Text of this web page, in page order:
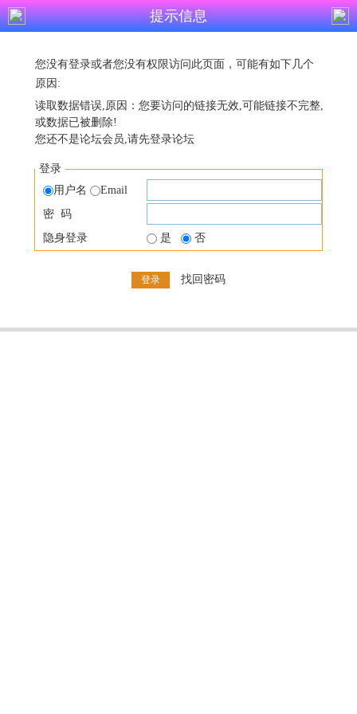
提示信息
您没有登录或者您没有权限访问此页面，可能有如下几个
原因:
读取数据错误,原因：您要访问的链接无效,可能链接不完整,
或数据已被删除!
您还不是论坛会员,请先登录论坛
登录
用户名
Email
密 码
隐身登录
是 否
找回密码